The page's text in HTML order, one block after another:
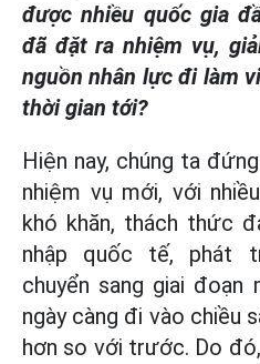
được nhiều quốc gia
đã đặt ra nhiệm vụ,
nguồn nhân lực đi làm
thời gian tới?
Hiện nay, chúng ta
nhiệm vụ mới, với
khó khăn, thách thức
nhập quốc tế, phát
chuyển sang giai đoạn
ngày càng đi vào chiều
hơn so với trước. Do